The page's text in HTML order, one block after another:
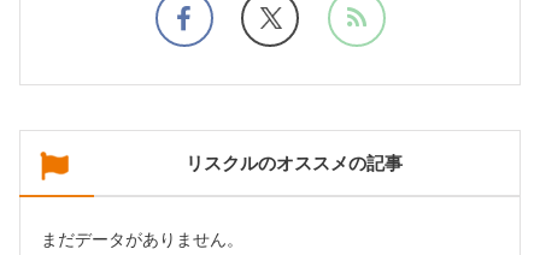
リスクルのオススメの記事
まだデータがありません。